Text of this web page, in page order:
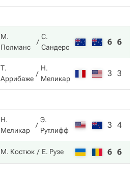
М.
Полманс
С.
Сандерс
6 6
Т.
Аррибаже
Н.
Меликар
3 3
Н.
Меликар
Э.
Рутлифф
3 4
М. Костюк Е. Рузе 6 6